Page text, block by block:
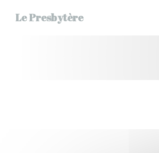
Le Presbytère